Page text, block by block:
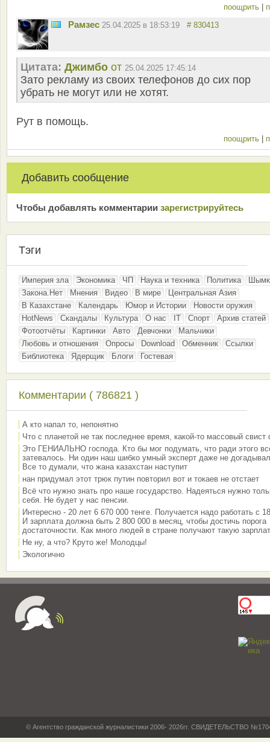
поощрить
Рамзес 25.04.2025 в 18:53:19 # 830413
Цитата: Джимбо от 25.04.2025 17:45:14
Зато рекламу из своих телефонов до сих пор
убрать не могут или не хотят.
Рут в помощь.
поощрить
Добавить сообщение
Чтобы добавлять комментарии зарeгиcтрирyйтeсь
Тэги
Империя зла Экономика ЧП Наука и техника Политика
Закона.Нет
Мнения Видео В мире
Центральная Азия
В Казахстане
Календарь Юмор и Истории
Новости оружия
HotNews
Скандалы Культура О нас IT Спорт
Архив статей
Фотоотчёты
Картинки Авто Девчонки
Мальчики
Любовь и отношения
Опросы Download Обменник
Ссылки
Библиотека
Ядерщик Блоги Гостевая
Комментарии ( 786821 )
А кто напал то, непонятно
Что с планетой не так последнее время, какой-то массовый свист
Это ГЕНИАЛЬНО господа. Кто бы мог подумать, что ради этого
затевалось. Ни один наш шибко умный эксперт даже не
Все то думали, что жана казахстан наступит
нан придумал этот трюк путин повторил вот и токаев не отстает
Всё что нужно знать про наше государство. Надеяться нужно
себя. Не будет у нас пенсии.
Интересно - 20 лет 6 670 000 тенге. Получается надо работать с
И зарплата должна быть 2 800 000 в месяц, чтобы достичь порога
достаточности. Как много людей в стране получают такую
Не ну, а что? Круто же! Молодцы!
Экологично
© Агентство гражданской журналистики 2006- 2026гг. СВИДЕТЕЛЬСТВО